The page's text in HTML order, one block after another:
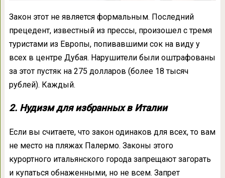
Закон этот не является формальным. Последний
прецедент, известный из прессы, произошел с тремя
туристами из Европы, попивавшими сок на виду у
всех в центре Дубая. Нарушители были оштрафованы
за этот пустяк на 275 долларов (более 18 тысяч
рублей). Каждый.
2. Нудизм для избранных в Италии
Если вы считаете, что закон одинаков для всех, то вам
не место на пляжах Палермо. Законы этого
курортного итальянского города запрещают загорать
и купаться обнаженными, но не всем. Запрет